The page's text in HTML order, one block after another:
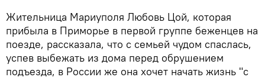
Жительница Мариуполя Любовь Цой, которая
прибыла в Приморье в первой группе беженцев на
поезде, рассказала, что с семьей чудом спаслась,
успев выбежать из дома перед обрушением
подъезда, в России же она хочет начать жизнь "с